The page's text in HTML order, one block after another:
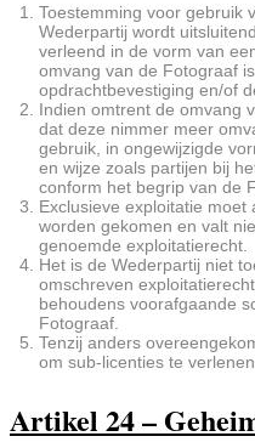
Toestemming voor gebruik
Wederpartij wordt
verleend in de vorm van
omvang van de Fotograaf
opdrachtbevestiging en/of
Indien omtrent de omvang
dat deze nimmer meer
gebruik, in ongewijzigde
en wijze zoals partijen bij
conform het begrip van de
Exclusieve exploitatie moet
worden gekomen en valt
genoemde exploitatierecht.
Het is de Wederpartij niet
omschreven
behoudens voorafgaande
Fotograaf.
Tenzij anders
om sub-licenties te
Artikel 24 –